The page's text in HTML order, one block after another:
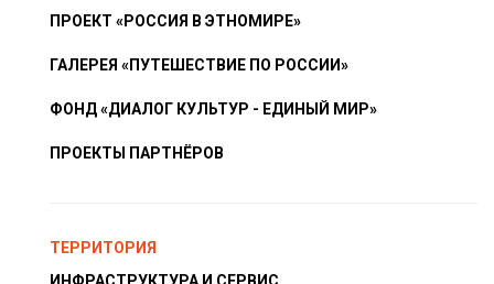
ПРОЕКТ «РОССИЯ В ЭТНОМИРЕ»
ГАЛЕРЕЯ «ПУТЕШЕСТВИЕ ПО РОССИИ»
ФОНД «ДИАЛОГ КУЛЬТУР - ЕДИНЫЙ МИР»
ПРОЕКТЫ ПАРТНЁРОВ
ТЕРРИТОРИЯ
ИНФРАСТРУКТУРА И СЕРВИС